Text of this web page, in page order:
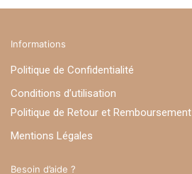
Informations
Politique de Confidentialité
Conditions d’utilisation
Politique de Retour et Remboursement
Mentions Légales
Besoin d’aide ?